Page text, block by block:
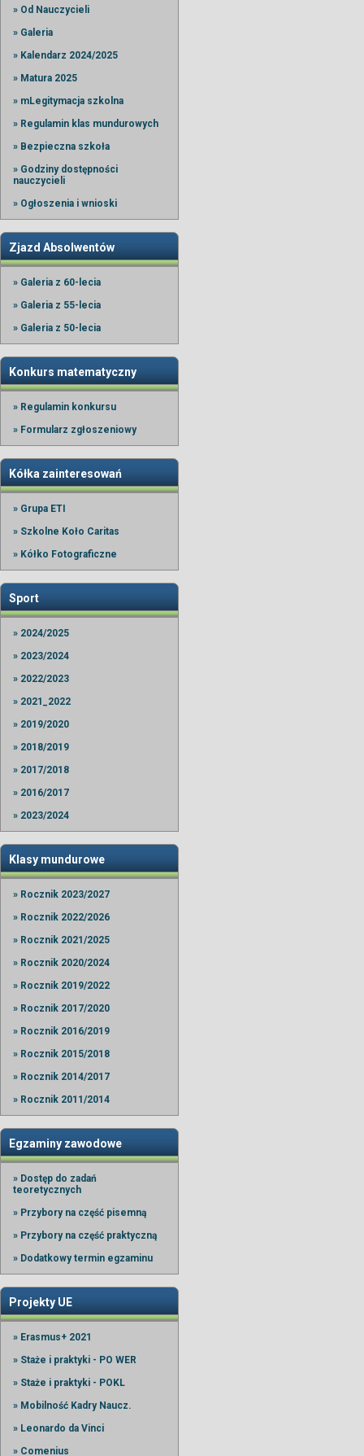
» Od Nauczycieli
» Galeria
» Kalendarz 2024/2025
» Matura 2025
» mLegitymacja szkolna
» Regulamin klas mundurowych
» Bezpieczna szkoła
» Godziny dostępności
nauczycieli
» Ogłoszenia i wnioski
Zjazd Absolwentów
» Galeria z 60-lecia
» Galeria z 55-lecia
» Galeria z 50-lecia
Konkurs matematyczny
» Regulamin konkursu
» Formularz zgłoszeniowy
Kółka zainteresowań
» Grupa ETI
» Szkolne Koło Caritas
» Kółko Fotograficzne
Sport
» 2024/2025
» 2023/2024
» 2022/2023
» 2021_2022
» 2019/2020
» 2018/2019
» 2017/2018
» 2016/2017
» 2023/2024
Klasy mundurowe
» Rocznik 2023/2027
» Rocznik 2022/2026
» Rocznik 2021/2025
» Rocznik 2020/2024
» Rocznik 2019/2022
» Rocznik 2017/2020
» Rocznik 2016/2019
» Rocznik 2015/2018
» Rocznik 2014/2017
» Rocznik 2011/2014
Egzaminy zawodowe
» Dostęp do zadań
teoretycznych
» Przybory na część pisemną
» Przybory na część praktyczną
» Dodatkowy termin egzaminu
Projekty UE
» Erasmus+ 2021
» Staże i praktyki - PO WER
» Staże i praktyki - POKL
» Mobilność Kadry Naucz.
» Leonardo da Vinci
» Comenius